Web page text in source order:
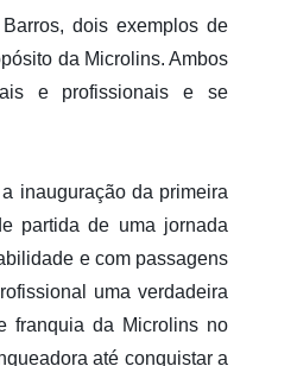
dois exemplos de
da Microlins. Ambos
e profissionais e se
inauguração da primeira
partida de uma jornada
e com passagens
uma verdadeira
franquia da Microlins no
até conquistar a